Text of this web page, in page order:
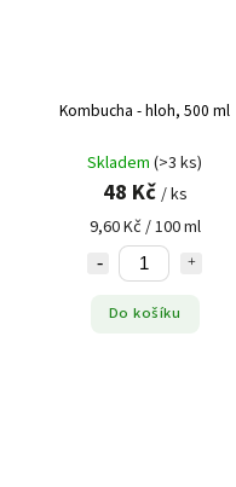
Kombucha - hloh, 500 ml
Skladem (>3 ks)
48 Kč / ks
9,60 Kč / 100 ml
Do košíku